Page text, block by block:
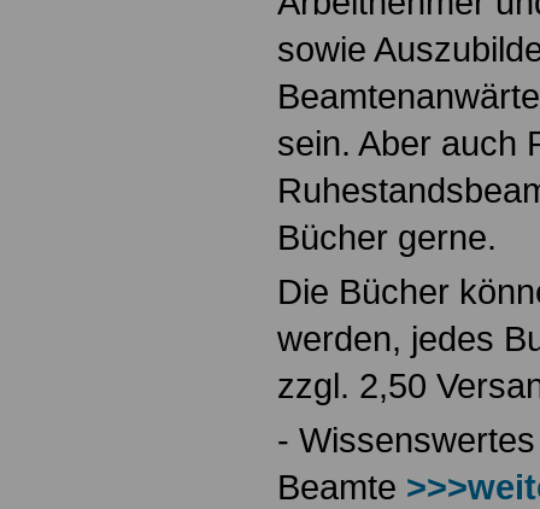
sowie
sein. Aber auch
Bücher gerne.
Die Bücher
werden, jedes
zzgl. 2,50
-
Beamte